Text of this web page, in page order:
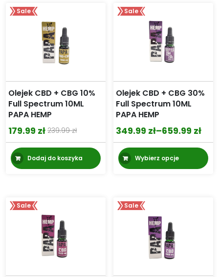
Sale
Olejek CBD + CBG 10%
Full Spectrum 10ML
PAPA HEMP
239.99zł
Pierwotna
cena
wynosiła:
179.99 zł
Aktualna
cena
wynosi:Dodaj do koszyka
Sale
Olejek CBD + CBG 30%
Full Spectrum 10ML
PAPA HEMP
349.99 zł–659.99 zł
Zakres
cen:
od
659.99 zł
Wybierz opcje
Sale Sale